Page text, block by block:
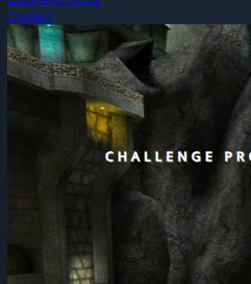
Quake3